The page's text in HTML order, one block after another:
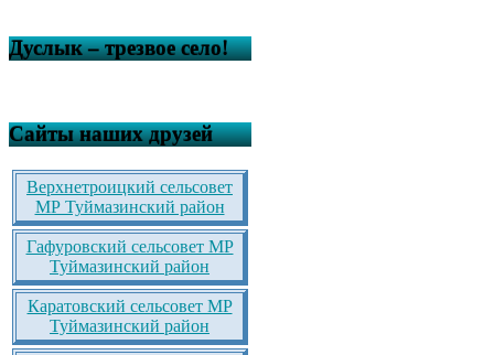
Дуслык – трезвое село!
Сайты наших друзей
Верхнетроицкий сельсовет
МР Туймазинский район
Гафуровский сельсовет МР
Туймазинский район
Каратовский сельсовет МР
Туймазинский район